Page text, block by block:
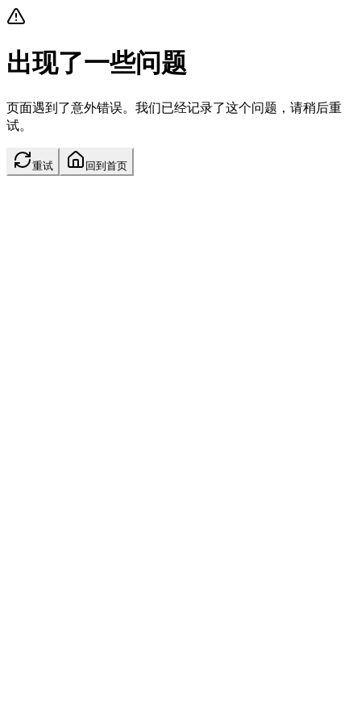
出现了一些问题
页面遇到了意外错误。我们已经记录了这个问题，请稍后重
试。
重试 回到首页